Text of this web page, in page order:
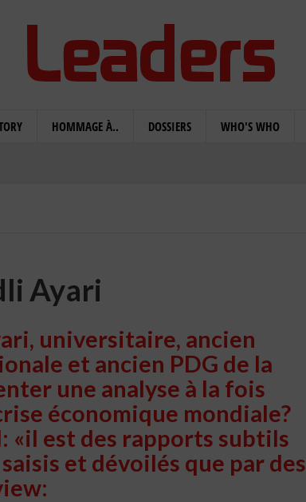
HOMMAGE À.. DOSSIERS WHO'S WHO
Ayari
universitaire, ancien
et ancien PDG de la
une analyse à la fois
économique mondiale?
«il est des rapports subtils
et dévoilés que par des